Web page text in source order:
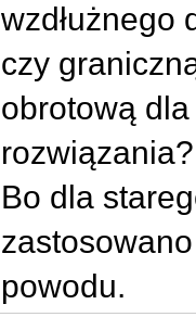
wzdłużnego
czy
obrotową
rozwiązania?
Bo dla
powodu.